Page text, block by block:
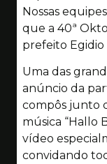
Nossas
que a 40ª
prefeito Egidio
Uma das
anúncio da
compôs junto
música “Hallo
vídeo
convidando